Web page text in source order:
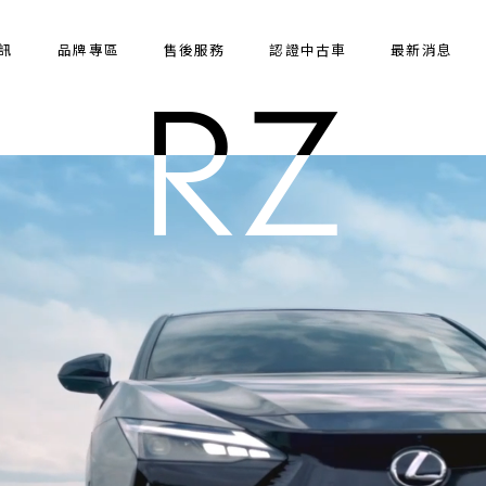
品牌專區 售後服務 認證中古車 最新消息
RX
RX